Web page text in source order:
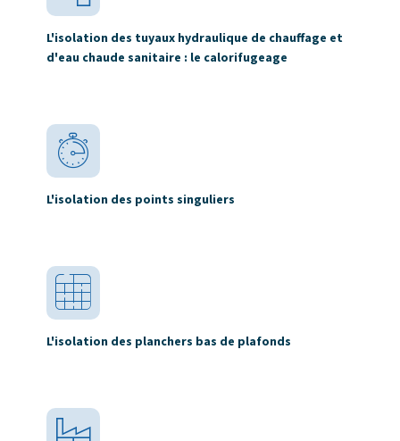
L'isolation des tuyaux hydraulique de chauffage et
d'eau chaude sanitaire : le calorifugeage
L'isolation des points singuliers
L'isolation des planchers bas de plafonds